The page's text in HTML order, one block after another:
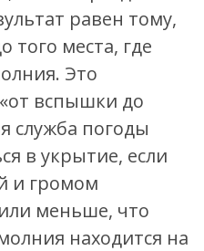
равен тому,
того места, где
Это
вспышки до
служба погоды
в укрытие, если
и громом
или меньше, что
находится на